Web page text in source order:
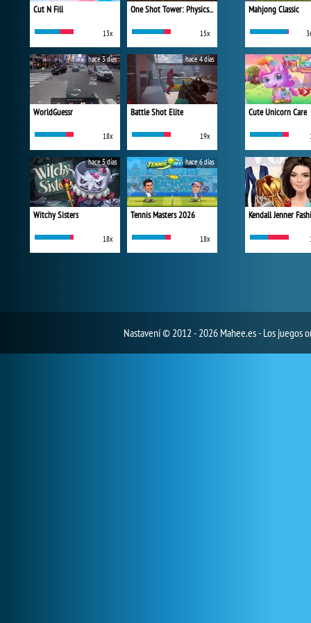
Cut N Fill
13x
One Shot Tower: Physics Destroyer
15x
WorldGuessr
18x
hace 3 días
Battle Shot Elite
19x
hace 4 días
Witchy Sisters
18x
hace 5 días
Tennis Masters 2026
18x
hace 6 días
Mahjong Classic
Cute Unicorn Care
Nastavení© 2012 - 2026 Mahee.es - Los juegos